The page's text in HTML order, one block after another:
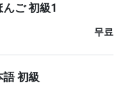
んご 初級1
무료
語 初級